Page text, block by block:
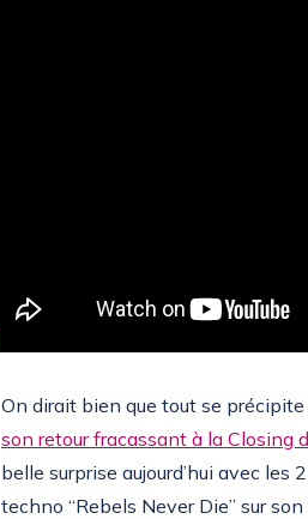
On dirait bien que tout se précipite
son retour fracassant à la Closing
belle surprise aujourd’hui avec
techno “Rebels Never Die” sur